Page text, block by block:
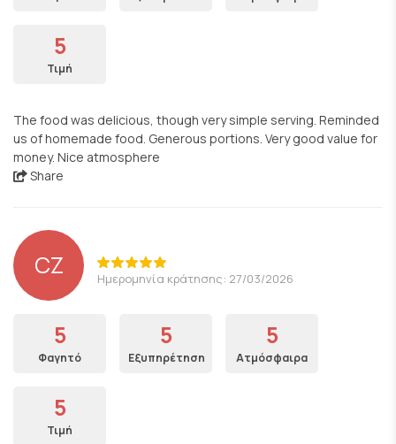
5
Τιμή
The food was delicious, though very simple serving. Reminded
us of homemade food. Generous portions. Very good value for
money. Nice atmosphere
Share
CZ Ημερομηνία κράτησης: 27/03/2026
5
Φαγητό
5
Εξυπηρέτηση
5
Ατμόσφαιρα
5
Τιμή